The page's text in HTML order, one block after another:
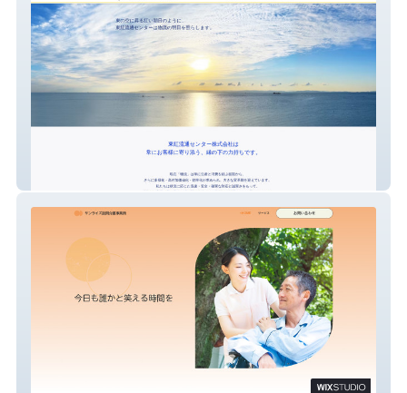
東紅流通センター株式会社